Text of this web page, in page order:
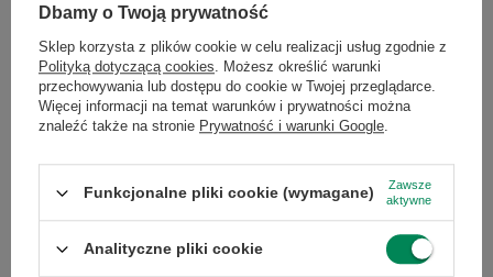
Dbamy o Twoją prywatność
Sklep korzysta z plików cookie w celu realizacji usług zgodnie z
Polityką dotyczącą cookies. Możesz określić warunki
przechowywania lub dostępu do cookie w Twojej przeglądarce.
Więcej informacji na temat warunków i prywatności można
znaleźć także na stronie Prywatność i warunki Google.
Funkcjonalne pliki cookie (wymagane)
Zawsze
aktywne
Analityczne pliki cookie